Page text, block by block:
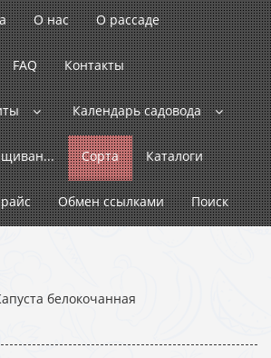
О нас О рассаде
FAQ Контакты
Календарь садовода
Сорта Каталоги
Обмен ссылками Поиск
белокочанная